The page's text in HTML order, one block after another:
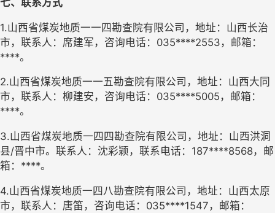
1.山西省煤炭地质一一四勘查院有限公司，地址：山西长治
市，联系人：席建军，咨询电话：035****2553，邮箱：
****。
2.山西省煤炭地质一一五勘查院有限公司，地址：山西大同
市，联系人：柳建安，咨询电话：035****5005，邮箱：
****。
3.山西省煤炭地质一四四勘查院有限公司，地址：山西洪洞
县/晋中市。联系人：沈彩颖，联系电话：187****8568，邮
箱：****。
4.山西省煤炭地质一四八勘查院有限公司，地址：山西太原
市，联系人：唐笛，咨询电话：035****1547，邮箱：